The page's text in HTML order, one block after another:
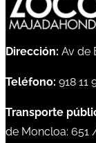
Dirección: Av de
Teléfono: 918 11
Transporte
de Moncloa: 651